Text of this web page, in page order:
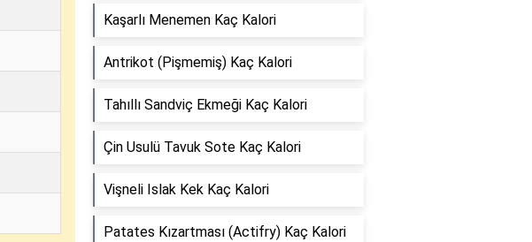
Kaşarlı Menemen Kaç Kalori
Antrikot (Pişmemiş) Kaç Kalori
Tahıllı Sandviç Ekmeği Kaç Kalori
Çin Usulü Tavuk Sote Kaç Kalori
Vişneli Islak Kek Kaç Kalori
Patates Kızartması (Actifry) Kaç Kalori